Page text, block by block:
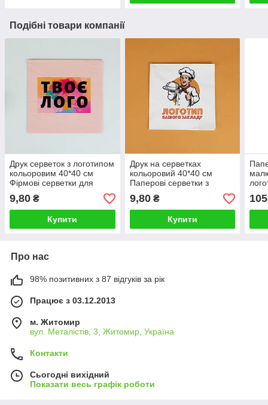
Подібні товари компанії
Друк серветок з логотипом
кольоровим 40*40 см
Фірмові серветки для
тиражем
9,80 ₴
Купити
Друк на серветках
кольоровий 40*40 см
Паперові серветки з
логотипом для ресторану
9,80₴
Купити
105
Про нас
98% позитивних з 87 відгуків за рік
Працює з 03.12.2013
м. Житомир
вул. Металістів, 3, Житомир, Україна
Контакти
Сьогодні вихідний
Показати весь графік роботи